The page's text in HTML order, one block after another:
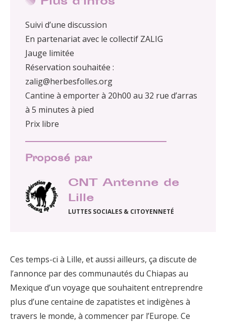
Suivi d’une discussion
En partenariat avec le collectif ZALIG
Jauge limitée
Réservation souhaitée :
zalig@herbesfolles.org
Cantine à emporter à 20h00 au 32 rue d’arras
à 5 minutes à pied
Prix libre
Proposé par
CNT Antenne de
Lille
LUTTES SOCIALES & CITOYENNETÉ
Ces temps-ci à Lille, et aussi ailleurs, ça discute de
l’annonce par des communautés du Chiapas au
Mexique d’un voyage que souhaitent entreprendre
plus d’une centaine de zapatistes et indigènes à
travers le monde, à commencer par l’Europe. Ce